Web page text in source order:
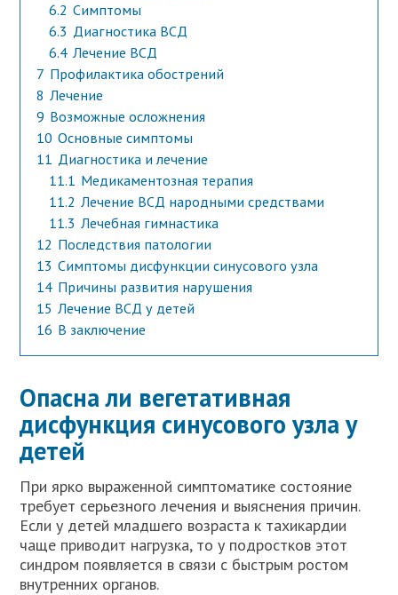
6.2 Симптомы
6.3 Диагностика ВСД
6.4 Лечение ВСД
7 Профилактика обострений
8 Лечение
9 Возможные осложнения
10 Основные симптомы
11 Диагностика и лечение
11.1 Медикаментозная терапия
11.2 Лечение ВСД народными средствами
11.3 Лечебная гимнастика
12 Последствия патологии
13 Симптомы дисфункции синусового узла
14 Причины развития нарушения
15 Лечение ВСД у детей
16 В заключение
Опасна ли вегетативная
дисфункция синусового узла у
детей
При ярко выраженной симптоматике состояние
требует серьезного лечения и выяснения причин.
Если у детей младшего возраста к тахикардии
чаще приводит нагрузка, то у подростков этот
синдром появляется в связи с быстрым ростом
внутренних органов.